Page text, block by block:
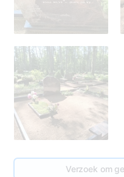
Verzoek om